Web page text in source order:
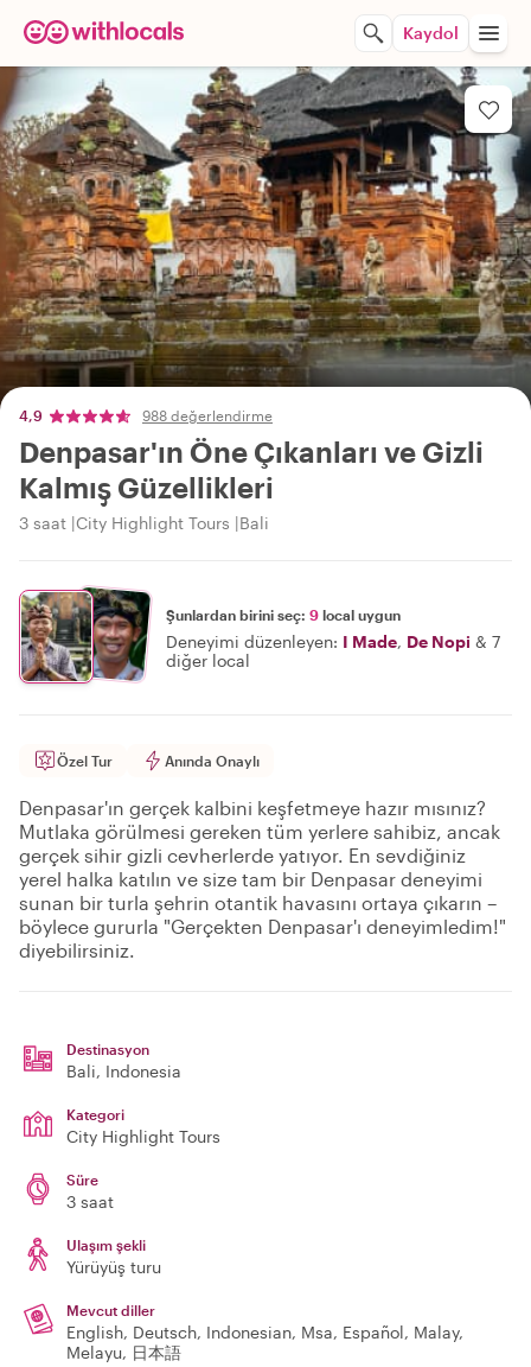
Kaydol
4,9 988 değerlendirme
Denpasar'ın Öne Çıkanları ve Gizli
Kalmış Güzellikleri
3 saat City Highlight Tours Bali
Şunlardan birini seç: 9 local uygun
Deneyimi düzenleyen: I Made, De Nopi & 7
diğer local
Özel Tur Anında Onaylı
Denpasar'ın gerçek kalbini keşfetmeye hazır mısınız?
Mutlaka görülmesi gereken tüm yerlere sahibiz, ancak
gerçek sihir gizli cevherlerde yatıyor. En sevdiğiniz
yerel halka katılın ve size tam bir Denpasar deneyimi
sunan bir turla şehrin otantik havasını ortaya çıkarın –
böylece gururla "Gerçekten Denpasar'ı deneyimledim!"
diyebilirsiniz.
Destinasyon
Bali, Indonesia
Kategori
City Highlight Tours
Süre
3 saat
Ulaşım şekli
Yürüyüş turu
Mevcut diller
English, Deutsch, Indonesian, Msa, Español, Malay,
Melayu, 日本語